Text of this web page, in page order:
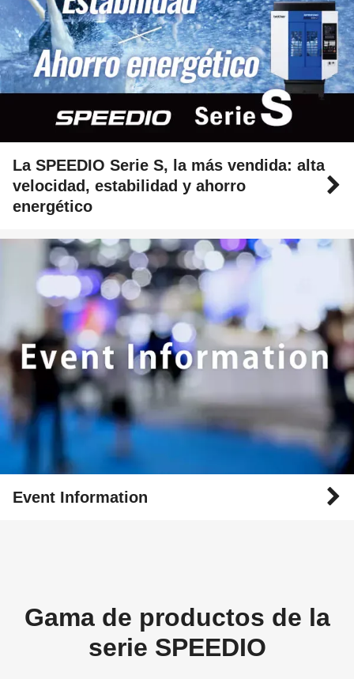
La SPEEDIO Serie S, la más vendida: alta
velocidad, estabilidad y ahorro
energético
Event Information
Gama de productos de la
serie SPEEDIO